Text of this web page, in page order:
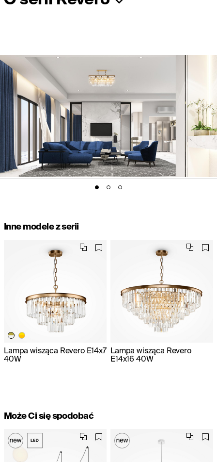
Inne modele z serii
Lampa wisząca Revero E14x7
40W
Lampa wisząca Revero
E14x16 40W
Może Ci się spodobać